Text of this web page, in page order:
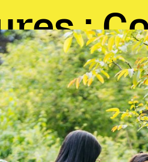
:
créatifs afin
l’IA.